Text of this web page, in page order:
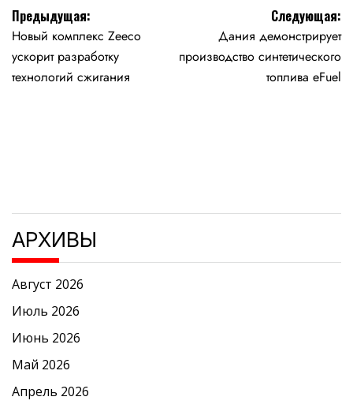
Навигация
по
записям
Предыдущая:
Новый комплекс Zeeco
ускорит разработку
технологий сжигания
Следующая:
Дания демонстрирует
производство синтетического
топлива eFuel
АРХИВЫ
Август 2026
Июль 2026
Июнь 2026
Май 2026
Апрель 2026